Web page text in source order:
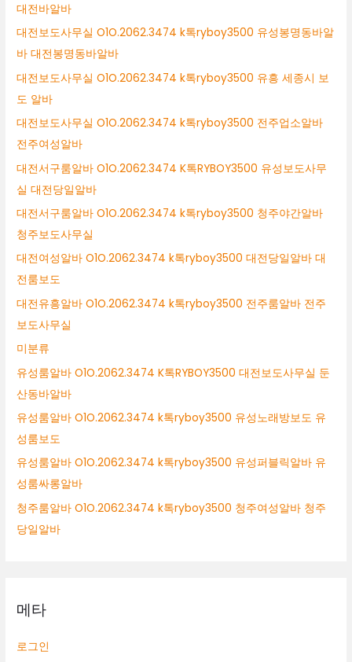
대전바알바
대전보도사무실 O1O.2062.3474 k톡ryboy3500 유성봉명동바알
바 대전봉명동바알바
대전보도사무실 O1O.2062.3474 k톡ryboy3500 유흥 세종시 보
도 알바
대전보도사무실 O1O.2062.3474 k톡ryboy3500 전주업소알바
전주여성알바
대전서구룸알바 O1O.2062.3474 K톡RYBOY3500 유성보도사무
실 대전당일알바
대전서구룸알바 O1O.2062.3474 k톡ryboy3500 청주야간알바
청주보도사무실
대전여성알바 O1O.2062.3474 k톡ryboy3500 대전당일알바 대
전룸보도
대전유흥알바 O1O.2062.3474 k톡ryboy3500 전주룸알바 전주
보도사무실
미분류
유성룸알바 O1O.2062.3474 K톡RYBOY3500 대전보도사무실 둔
산동바알바
유성룸알바 O1O.2062.3474 k톡ryboy3500 유성노래방보도 유
성룸보도
유성룸알바 O1O.2062.3474 k톡ryboy3500 유성퍼블릭알바 유
성룸싸롱알바
청주룸알바 O1O.2062.3474 k톡ryboy3500 청주여성알바 청주
당일알바
메타
로그인